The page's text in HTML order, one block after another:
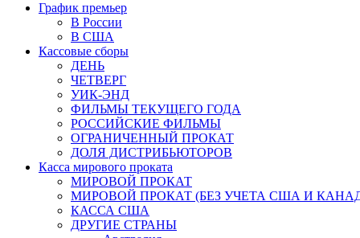
График премьер
В России
В США
Кассовые сборы
ДЕНЬ
ЧЕТВЕРГ
УИК-ЭНД
ФИЛЬМЫ ТЕКУЩЕГО ГОДА
РОССИЙСКИЕ ФИЛЬМЫ
ОГРАНИЧЕННЫЙ ПРОКАТ
ДОЛЯ ДИСТРИБЬЮТОРОВ
Касса мирового проката
МИРОВОЙ ПРОКАТ
МИРОВОЙ ПРОКАТ (БЕЗ УЧЕТА США И
КАССА США
ДРУГИЕ СТРАНЫ